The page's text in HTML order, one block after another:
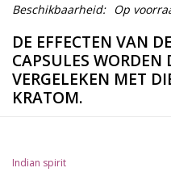
Beschikbaarheid: Op
DE EFFECTEN VAN
CAPSULES
VERGELEKEN MET
KRATOM.
Indian spirit